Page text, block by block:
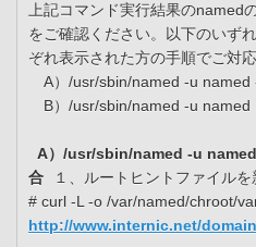
上記コマンド実行結果のnamed
をご確認ください。以下のいず
ぞれ表示された方の手順でご対応
A）/usr/sbin/named -u named
B）/usr/sbin/named -u named
A）/usr/sbin/named -u
合
１、ルートヒントファイル
# curl -L -o /var/named/chroot/
http://www.internic.net/